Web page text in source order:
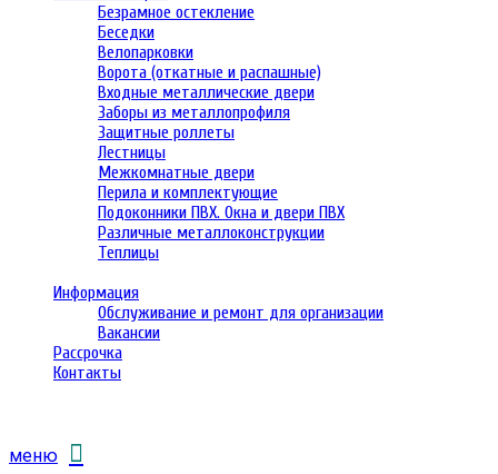
Безрамное остекление
Беседки
Велопарковки
Ворота (откатные и распашные)
Входные металлические двери
Заборы из металлопрофиля
Защитные роллеты
Лестницы
Межкомнатные двери
Перила и комплектующие
Подоконники ПВХ. Окна и двери ПВХ
Различные металлоконструкции
Теплицы
Информация
Обслуживание и ремонт для организации
Вакансии
Рассрочка
Контакты
меню